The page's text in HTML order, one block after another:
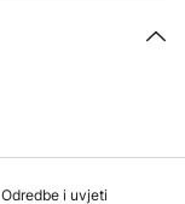
Odredbe i uvjeti